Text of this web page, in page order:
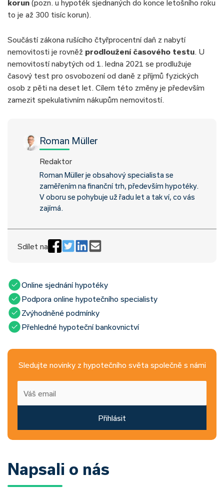
korun (pozn. u hypoték sjednaných do konce letošního roku
to je až 300 tisíc korun).
Součástí zákona rušícího čtyřprocentní daň z nabytí
nemovitosti je rovněž prodloužení časového testu. U
nemovitostí nabytých od 1. ledna 2021 se prodlužuje
časový test pro osvobození od daně z příjmů fyzických
osob z pěti na deset let. Cílem této změny je především
zamezit spekulativním nákupům nemovitostí.
Roman Müller
Redaktor
Roman Müller je obsahový specialista se
zaměřením na finanční trh, především hypotéky.
V oboru se pohybuje už řadu let a tak ví, co vás
zajímá.
Sdílet na
Online sjednání hypotéky
Podpora online hypotečního specialisty
Zvýhodněné podmínky
Přehledné hypoteční bankovnictví
Sledujte novinky z hypotečního světa společně s námi
Přihlásit
Napsali o nás